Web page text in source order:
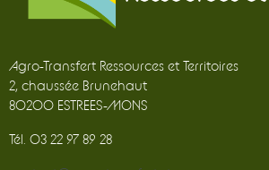
Agro-Transfert Ressources et Territoires
2, chaussée Brunehaut
80200 ESTREES-MONS
Tél. 03 22 97 89 28